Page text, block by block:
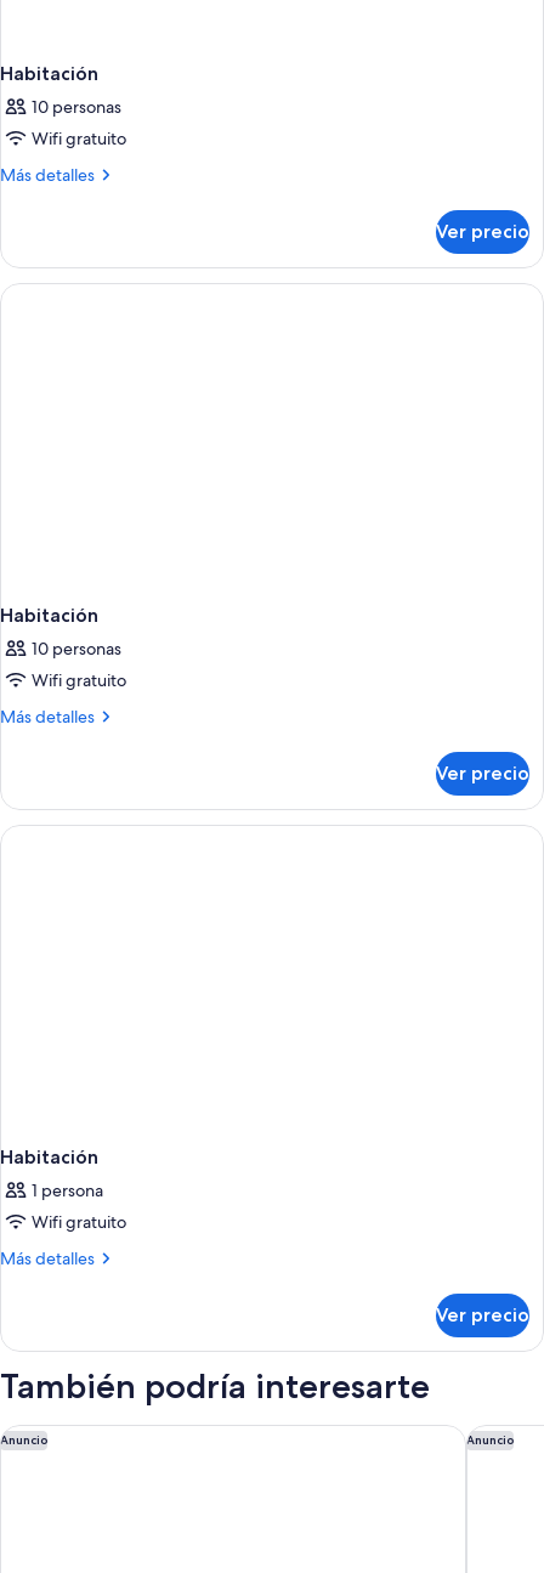
Habitación
10 personas
Wifi gratuito
Más detalles
Más
Ver precio
Habitación
10 personas
Wifi gratuito
Más detalles
Más
Ver precio
Habitación
1 persona
Wifi gratuito
Más detalles
Más
Ver precio
También podría interesarte
Anuncio
Palacio Duhau - Park Hyatt Buenos Aires Anuncio